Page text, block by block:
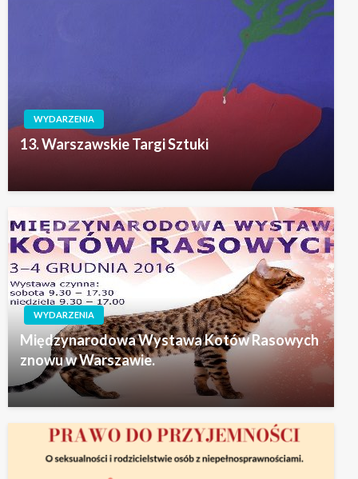
WYDARZENIA
13. Warszawskie Targi Sztuki
WYDARZENIA
Międzynarodowa Wystawa Kotów Rasowych
znowu w Warszawie.